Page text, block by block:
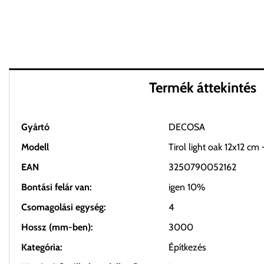
Termék áttekintés
Gyártó
DECOSA
Modell
Tirol light oak 12x12 cm
EAN
3250790052162
Bontási felár van:
igen 10%
Csomagolási egység:
4
Hossz (mm-ben):
3000
Kategória:
Építkezés